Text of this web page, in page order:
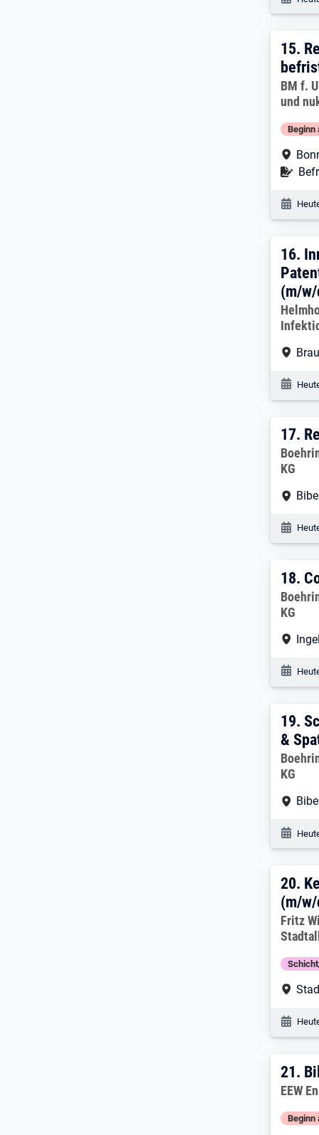
15.
15.
BM f.
und
Beginn
16.
16.
(m/
17.
17.
KG
18.
18.
KG
19.
19.
&
KG
20.
20.
(m/
Fritz
21.
21.
EEW
Beginn